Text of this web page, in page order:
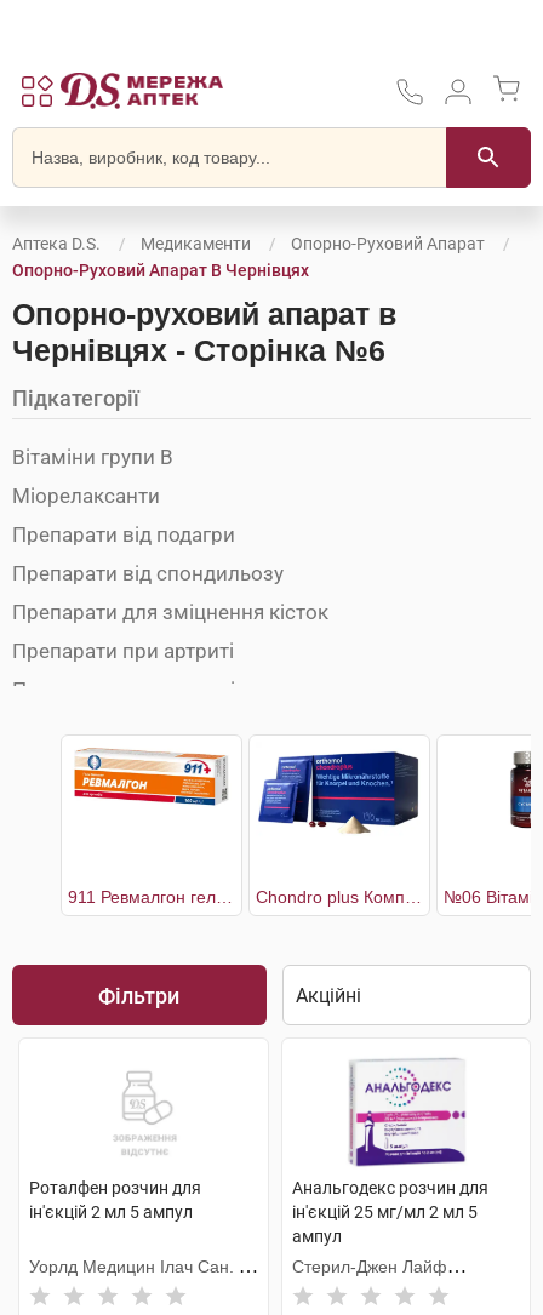
Аптека D.S. Медикаменти
Опорно-Руховий Апарат
Опорно-Руховий Апарат В Чернівцях
Опорно-руховий апарат в
Чернівцях - Сторінка №6
Підкатегорії
Вітаміни групи В
Міорелаксанти
Препарати від подагри
Препарати від спондильозу
Препарати для зміцнення кісток
Препарати при артриті
Препарати при артрозі
Препарати при бурситі
Препарати при міозиті
Препарати при остеопорозі
Препарати при розтягуванні зв'язок
Протизапальні препарати
Хондропротектори
Фільтри
Роталфен розчин для
ін'єкцій 2 мл 5 ампул
Уорлд Медицин Ілач Сан. Ве
Тідж
Анальгодекс розчин для
ін'єкцій 25 мг/мл 2 мл 5
ампул
Стерил-Джен Лайф
Сайєнсиз